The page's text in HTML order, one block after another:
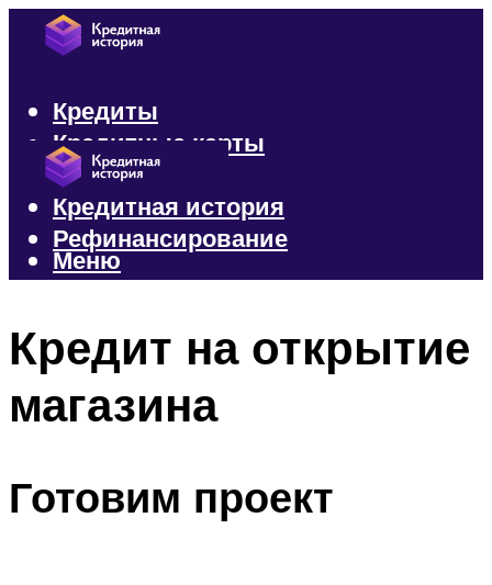
Кредиты
Кредитные карты
Микрозаймы
Кредитная история
Рефинансирование
Меню
Кредит на открытие
магазина
Готовим проект